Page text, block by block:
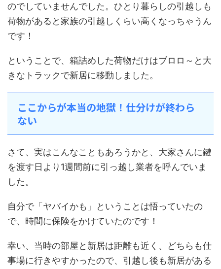
のでしていませんでした。ひとり暮らしの引越しも
荷物があると家族の引越しくらい高くなっちゃうん
です！
ということで、箱詰めした荷物だけはブロロ～と大
きなトラックで新居に移動しました。
ここからが本当の地獄！仕分けが終わら
ない
さて、実はこんなこともあろうかと、大家さんに鍵
を渡す日より1週間前に引っ越し業者を呼んでいま
した。
自分で「ヤバイかも」ということは悟っていたの
で、時間に保険をかけていたのです！
幸い、当時の部屋と新居は距離も近く、どちらも仕
事場に行きやすかったので、引越し後も新居がある